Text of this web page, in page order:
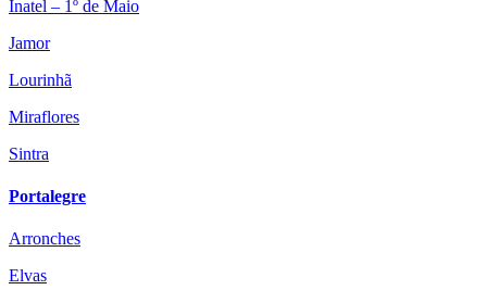
Inatel – 1º de Maio
Jamor
Lourinhã
Miraflores
Sintra
Portalegre
Arronches
Elvas